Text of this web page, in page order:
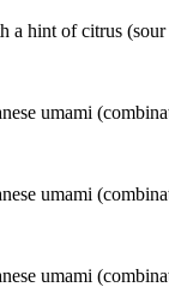
hint of citrus
umami
umami
umami